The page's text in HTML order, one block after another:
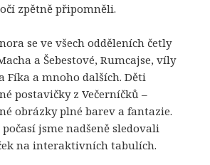
zpětně připomněli.
se ve všech odděleních četly
a Šebestové, Rumcajse, víly
Fíka a mnoho dalších. Děti
postavičky z Večerníčků –
obrázky plné barev a fantazie.
jsme nadšeně sledovali
na interaktivních tabulích.